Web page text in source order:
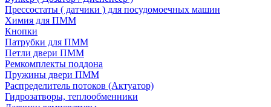
Прессостаты ( датчики ) для посудомоечных машин
Химия для ПММ
Кнопки
Патрубки для ПММ
Петли двери ПММ
Ремкомплекты поддона
Пружины двери ПММ
Распределитель потоков (Актуатор)
Гидрозатворы, теплообменники